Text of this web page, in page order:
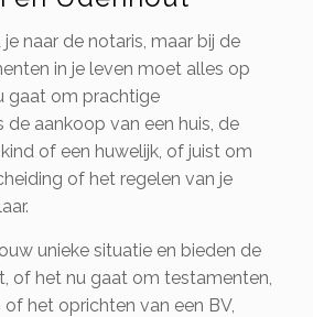
naar de notaris, maar bij de
in je leven moet alles op
gaat om prachtige
de aankoop van een huis, de
of een huwelijk, of juist om
of het regelen van je
unieke situatie en bieden de
of het nu gaat om testamenten,
het oprichten van een BV,